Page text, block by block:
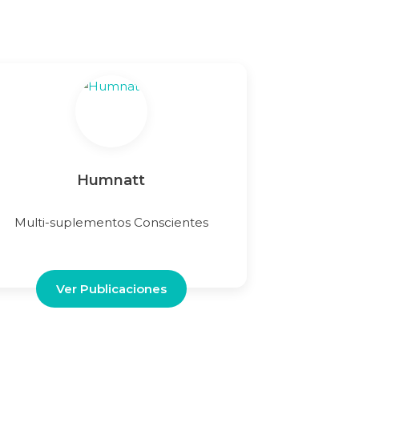
Humnatt
Multi-suplementos Conscientes
Ver Publicaciones